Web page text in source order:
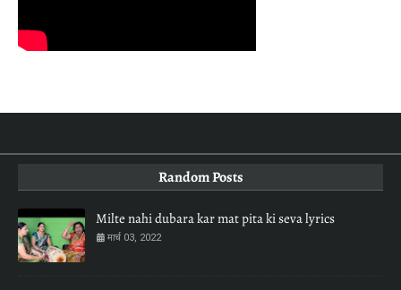
Random Posts
Milte nahi dubara kar mat pita ki seva lyrics
मार्च 03, 2022